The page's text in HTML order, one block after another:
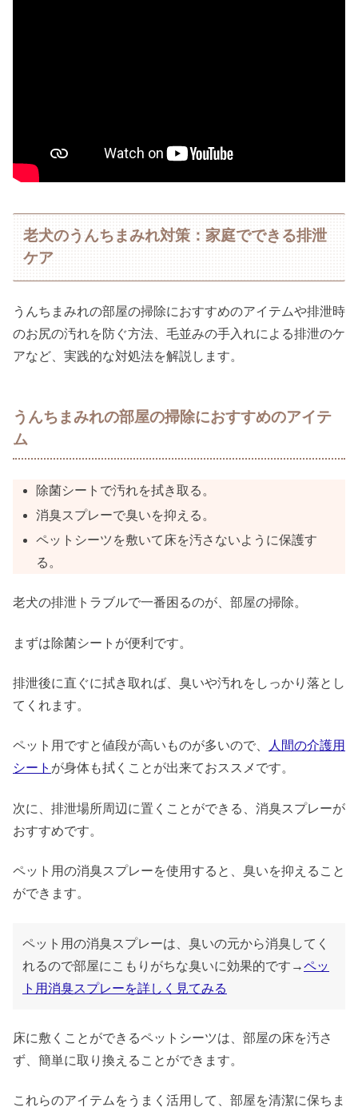
老犬のうんちまみれ対策：家庭でできる排泄
ケア
うんちまみれの部屋の掃除におすすめのアイテムや排泄時
のお尻の汚れを防ぐ方法、毛並みの手入れによる排泄のケ
アなど、実践的な対処法を解説します。
うんちまみれの部屋の掃除におすすめのアイテ
ム
除菌シートで汚れを拭き取る。
消臭スプレーで臭いを抑える。
ペットシーツを敷いて床を汚さないように保護す
る。
老犬の排泄トラブルで一番困るのが、部屋の掃除。
まずは除菌シートが便利です。
排泄後に直ぐに拭き取れば、臭いや汚れをしっかり落とし
てくれます。
ペット用ですと値段が高いものが多いので、
人間の介護用
シート が身体も拭くことが出来ておススメです。
次に、排泄場所周辺に置くことができる、消臭スプレーが
おすすめです。
ペット用の消臭スプレーを使用すると、臭いを抑えること
ができます。
ペット用の消臭スプレーは、臭いの元から消臭してく
れるので部屋にこもりがちな臭いに効果的です→ペッ
ト用消臭スプレーを詳しく見てみる
床に敷くことができるペットシーツは、部屋の床を汚さ
ず、簡単に取り換えることができます。
これらのアイテムをうまく活用して、部屋を清潔に保ちま